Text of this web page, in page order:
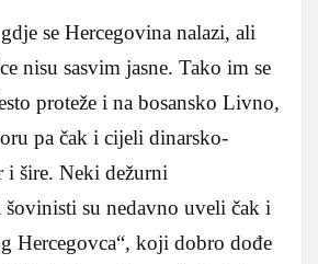
se Hercegovina nalazi, ali
nisu sasvim jasne. Tako im se
proteže i na bosansko Livno,
pa čak i cijeli dinarsko-
i šire. Neki dežurni
šovinisti su nedavno uveli čak i
Hercegovca“, koji dobro dođe